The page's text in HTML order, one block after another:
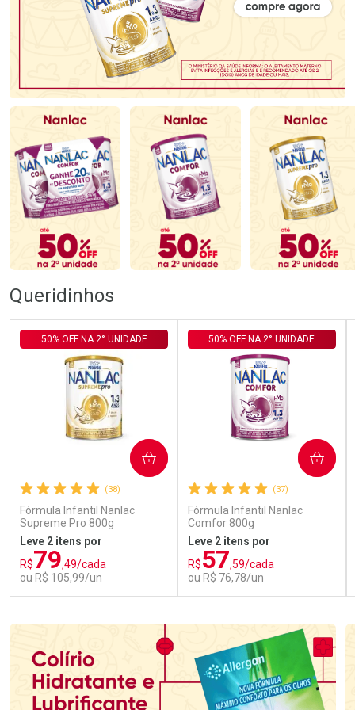
Queridinhos
(38)
Fórmula Infantil Nanlac
Supreme Pro 800g
50% OFF NA 2° UNIDADE
Leve 2 itens por
R$79,49/cada
ou R$ 105,99/un
COMPRAR
(37)
Fórmula Infantil Nanlac
Comfor 800g
50% OFF NA 2° UNIDADE
Leve 2 itens por
R$57,59/cada
ou R$ 76,78/un
COMPRAR
Laboratório
Por Menos